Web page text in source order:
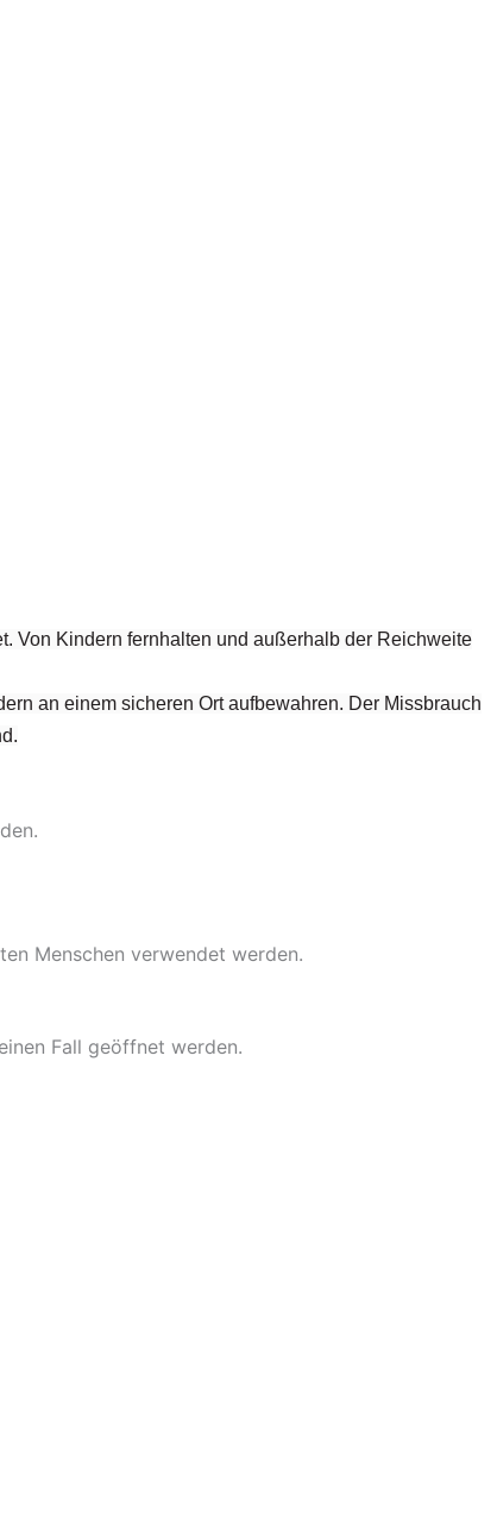
Von Kindern fernhalten und außerhalb der Reichweite
an einem sicheren Ort aufbewahren. Der Missbrauch
Menschen verwendet werden.
Fall geöffnet werden.